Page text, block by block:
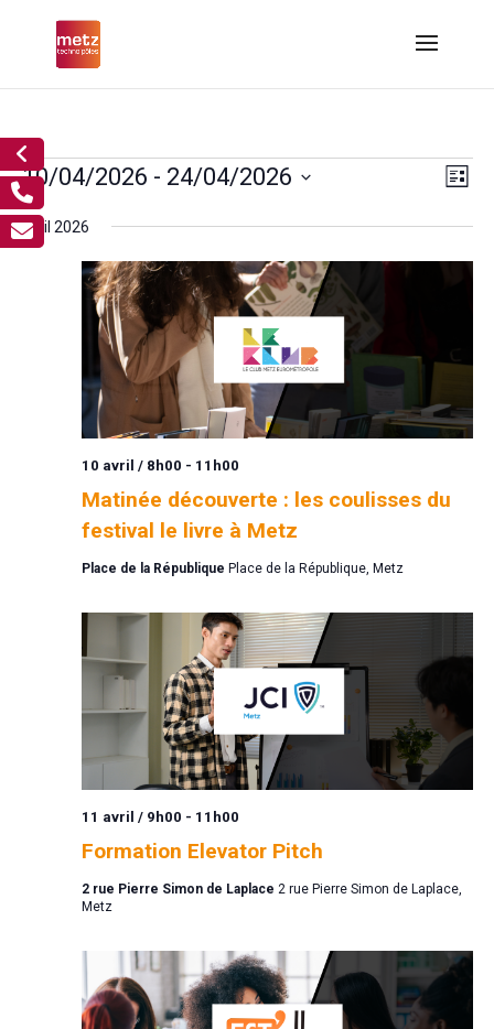
Évènements
de
Liste
10/04/2026 - 24/04/2026
Sélectionnez
une
avril 2026
Matinée découverte : les coulisses du
festival le livre à Metz
10 avril / 8h00 - 11h00
Place de la République Place de la République, Metz
Formation Elevator Pitch
11 avril / 9h00 - 11h00
2 rue Pierre Simon de Laplace 2 rue Pierre Simon de Laplace,
Metz